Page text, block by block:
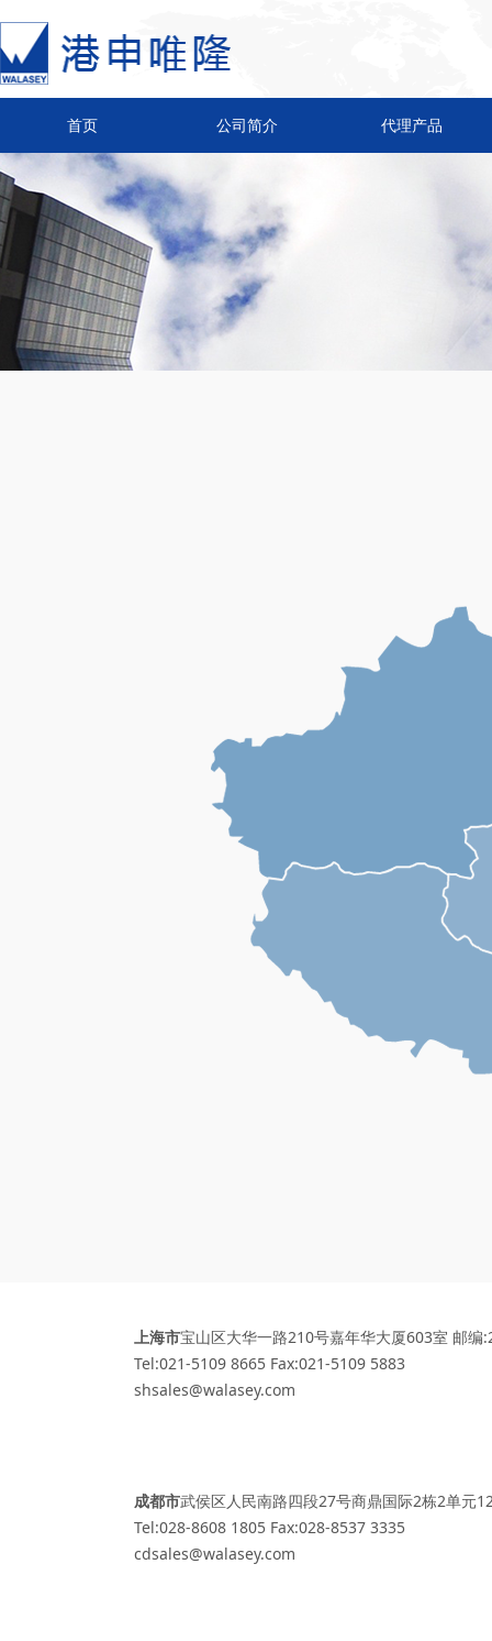
首页 公司简介 代理产品
上海市宝山区大华一路210号嘉年华大厦603室 邮编
Tel:021-5109 8665 Fax:021-5109 5883
shsales@walasey.com
成都市武侯区人民南路四段27号商鼎国际2栋2单元
Tel:028-8608 1805 Fax:028-8537 3335
cdsales@walasey.com